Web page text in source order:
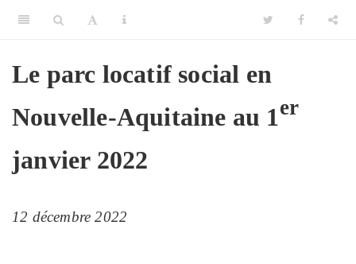
Le parc locatif social en
Nouvelle-Aquitaine au 1er
janvier 2022
12 décembre 2022